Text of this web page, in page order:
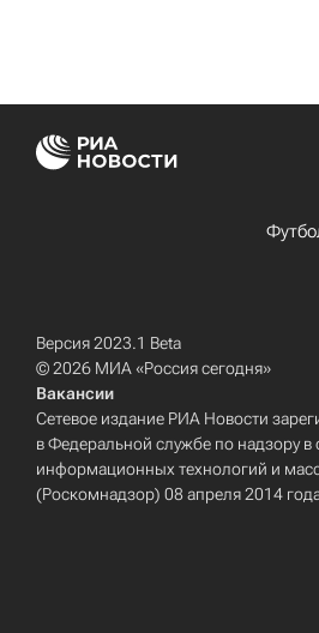
Версия 2023.1 Beta
© 2026 МИА «Россия сегодня»
Вакансии
Сетевое издание РИА Новости
в Федеральной службе по надзору в
информационных технологий и
(Роскомнадзор) 08 апреля 2014